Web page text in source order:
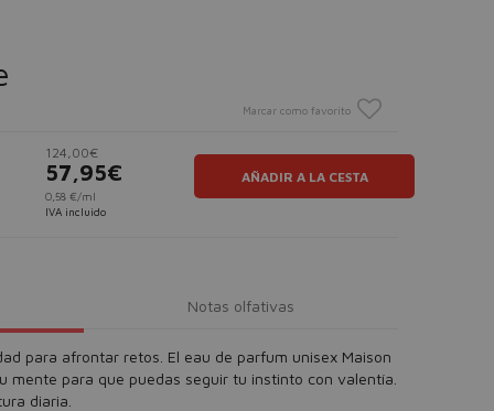
Marcar como favorito
124,00€
57,95€
0,58 €/ml
IVA incluido
AÑADIR A LA CESTA
Notas olfativas
para afrontar retos. El eau de parfum unisex Maison
mente para que puedas seguir tu instinto con valentía.
diaria.